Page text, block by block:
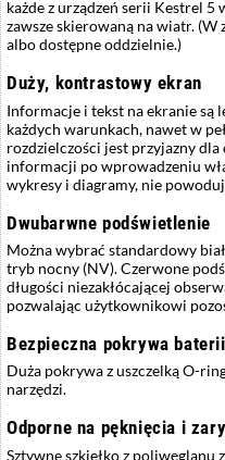
każde z urządzeń serii Kestrel
zawsze skierowaną na wiatr.
albo dostępne oddzielnie.)
Duży, kontrastowy ekran
Informacje i tekst na ekranie są
każdych warunkach, nawet w
rozdzielczości jest przyjazny
informacji po wprowadzeniu
wykresy i diagramy, nie
Dwubarwne podświetlenie
Można wybrać standardowy
tryb nocny (NV). Czerwone
długości niezakłócającej
pozwalając użytkownikowi
Bezpieczna pokrywa baterii
Duża pokrywa z uszczelką O-
narzędzi.
Odporne na pęknięcia i
Sztywne szkiełko z poliwęglanu